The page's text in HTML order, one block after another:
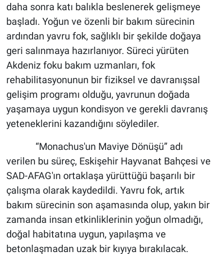
daha sonra katı balıkla beslenerek gelişmeye
başladı. Yoğun ve özenli bir bakım sürecinin
ardından yavru fok, sağlıklı bir şekilde doğaya
geri salınmaya hazırlanıyor. Süreci yürüten
Akdeniz foku bakım uzmanları, fok
rehabilitasyonunun bir fiziksel ve davranışsal
gelişim programı olduğu, yavrunun doğada
yaşamaya uygun kondisyon ve gerekli davranış
yeteneklerini kazandığını söylediler.
“Monachus'un Maviye Dönüşü” adı
verilen bu süreç, Eskişehir Hayvanat Bahçesi ve
SAD-AFAG'ın ortaklaşa yürüttüğü başarılı bir
çalışma olarak kaydedildi. Yavru fok, artık
bakım sürecinin son aşamasında olup, yakın bir
zamanda insan etkinliklerinin yoğun olmadığı,
doğal habitatına uygun, yapılaşma ve
betonlaşmadan uzak bir kıyıya bırakılacak.